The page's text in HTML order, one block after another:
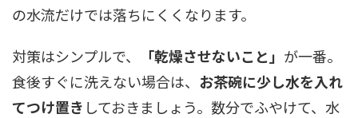
の水流だけでは落ちにくくなります。
対策はシンプルで、
「乾燥させないこと」 が一番。
食後すぐに洗えない場合は、 お茶碗に少し水を入れ
てつけ置き しておきましょう。数分でふやけて、水